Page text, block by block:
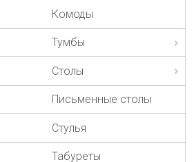
Комоды
Тумбы
Столы
Письменные столы
Стулья
Табуреты